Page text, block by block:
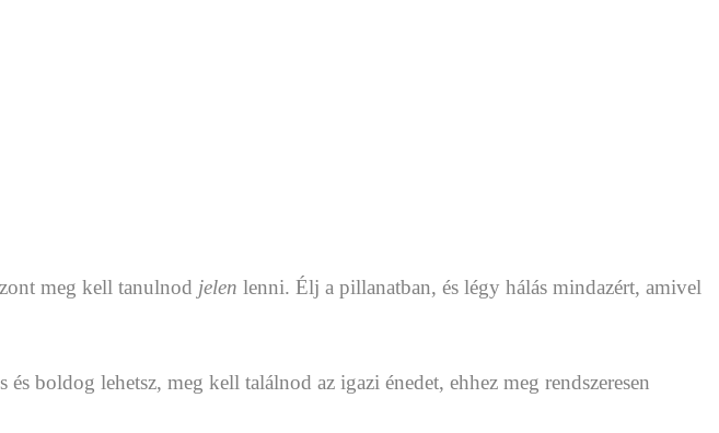
meg kell tanulnod jelen lenni. Élj a pillanatban, és légy hálás mindazért, amivel
boldog lehetsz, meg kell találnod az igazi énedet, ehhez meg rendszeresen